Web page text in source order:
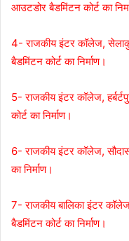
आउटडोर बैडमिंटन कोर्ट का
4- राजकीय इंटर कॉलेज,
बैडमिंटन कोर्ट का निर्माण।
5- राजकीय इंटर कॉलेज,
कोर्ट का निर्माण।
6- राजकीय इंटर कॉलेज,
का निर्माण।
7- राजकीय बालिका इंटर
बैडमिंटन कोर्ट का निर्माण।